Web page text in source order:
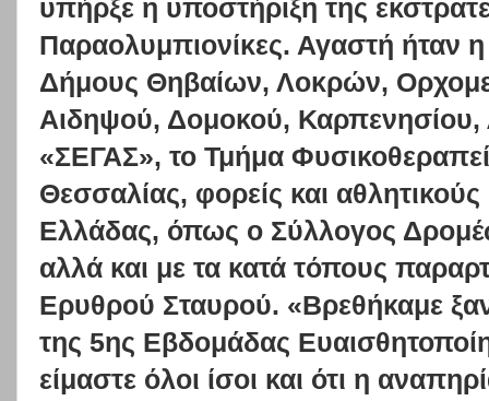
υπήρξε η υποστήριξη της
Παραολυμπιονίκες. Αγαστή ήταν
Δήμους Θηβαίων, Λοκρών,
Αιδηψού, Δομοκού, Καρπενησίου,
«ΣΕΓΑΣ», το Τμήμα
Θεσσαλίας, φορείς και
Ελλάδας, όπως ο Σύλλογος
αλλά και με τα κατά τόπους
Ερυθρού Σταυρού. «Βρεθήκαμε
της 5ης Εβδομάδας
είμαστε όλοι ίσοι και ότι η